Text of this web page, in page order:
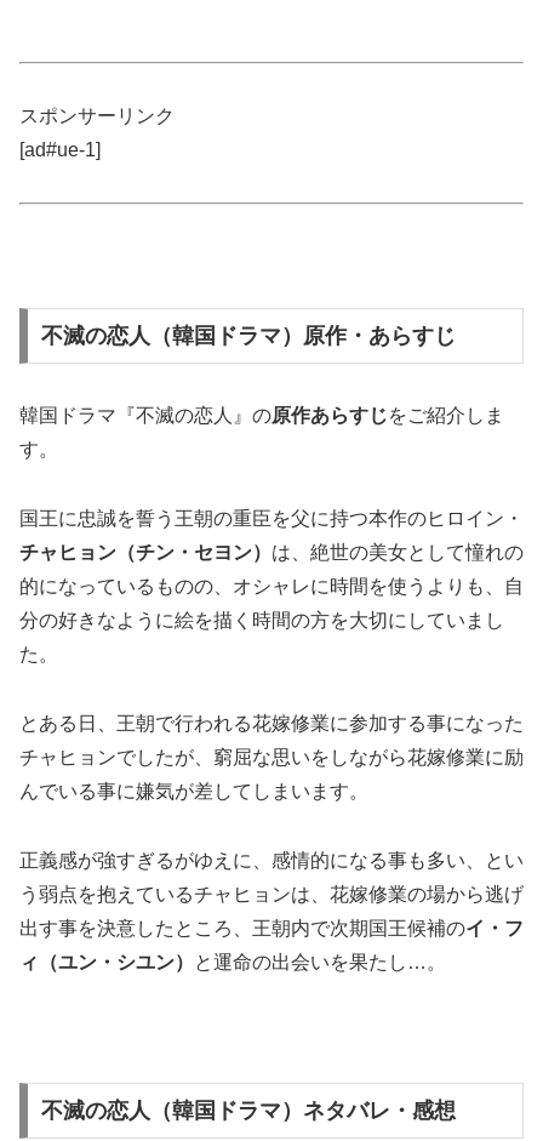
スポンサーリンク
[ad#ue-1]
不滅の恋人（韓国ドラマ）原作・あらすじ
韓国ドラマ『不滅の恋人』の原作あらすじをご紹介しま
す。
国王に忠誠を誓う王朝の重臣を父に持つ本作のヒロイン・
チャヒョン（チン・セヨン） は、絶世の美女として憧れの
的になっているものの、オシャレに時間を使うよりも、自
分の好きなように絵を描く時間の方を大切にしていまし
た。
とある日、王朝で行われる花嫁修業に参加する事になった
チャヒョンでしたが、窮屈な思いをしながら花嫁修業に励
んでいる事に嫌気が差してしまいます。
正義感が強すぎるがゆえに、感情的になる事も多い、とい
う弱点を抱えているチャヒョンは、花嫁修業の場から逃げ
出す事を決意したところ、王朝内で次期国王候補のイ・フ
ィ（ユン・シユン）
と運命の出会いを果たし…。
不滅の恋人（韓国ドラマ）ネタバレ・感想